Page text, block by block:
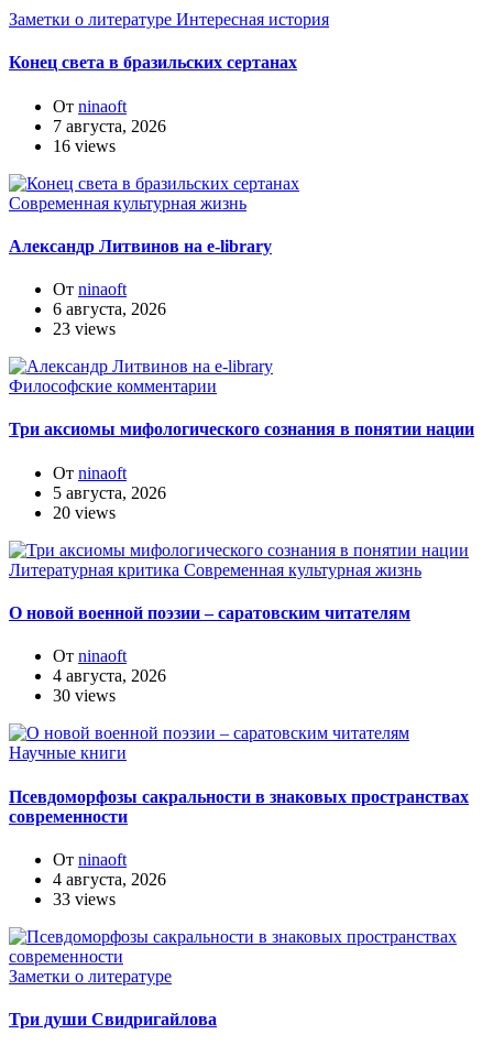
Заметки о литературе Интересная история
Конец света в бразильских сертанах
От ninaoft
7 августа, 2026
16 views
Современная культурная жизнь
Александр Литвинов на e-library
От ninaoft
6 августа, 2026
23 views
Философские комментарии
Три аксиомы мифологического сознания в понятии нации
От ninaoft
5 августа, 2026
20 views
Литературная критика Современная культурная жизнь
О новой военной поэзии – саратовским читателям
От ninaoft
4 августа, 2026
30 views
Научные книги
Псевдоморфозы сакральности в знаковых пространствах
современности
От ninaoft
4 августа, 2026
33 views
Заметки о литературе
Три души Свидригайлова